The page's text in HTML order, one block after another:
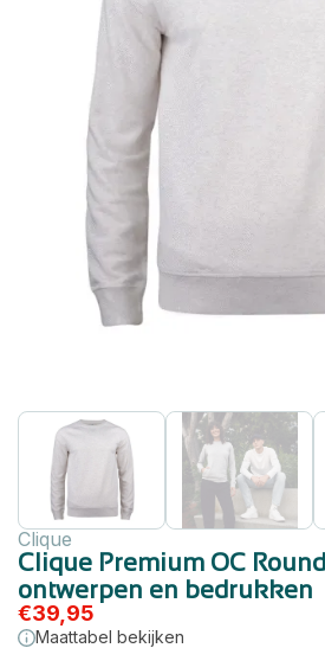
Clique
Clique Premium OC
ontwerpen en bedrukken
€39,95
Maattabel bekijken